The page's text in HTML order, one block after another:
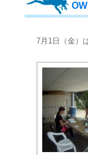
7月1日（金）